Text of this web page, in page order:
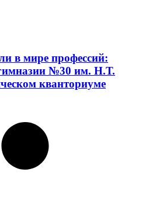
в мире профессий:
№30 им. Н.Т.
кванториуме